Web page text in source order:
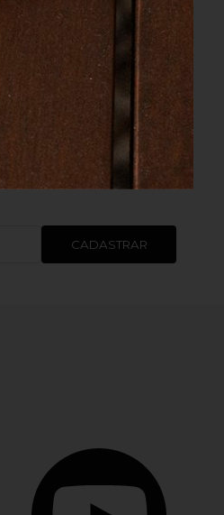
10% de Cashback
Para sua Próxima Compra*
CADASTRAR